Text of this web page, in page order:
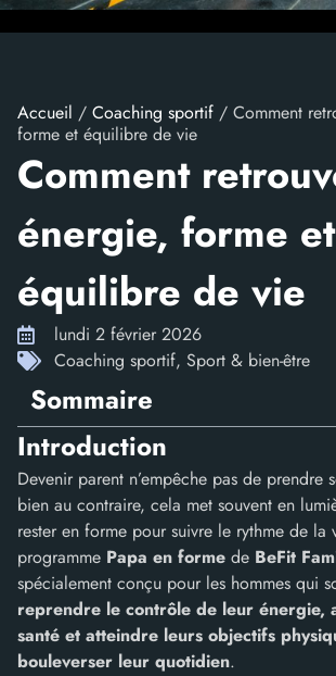
Accueil / Coaching sportif / Comment
forme et équilibre de vie
Comment
énergie, forme et
équilibre de vie
lundi 2 février 2026
Coaching sportif, Sport & bien-être
Sommaire
Introduction
Devenir parent n’empêche pas de prendre
bien au contraire, cela met souvent en
rester en forme pour suivre le rythme de la
programme Papa en forme de BeFit
spécialement conçu pour les hommes qui
reprendre le contrôle de leur énergie,
santé et atteindre leurs objectifs
bouleverser leur quotidien.